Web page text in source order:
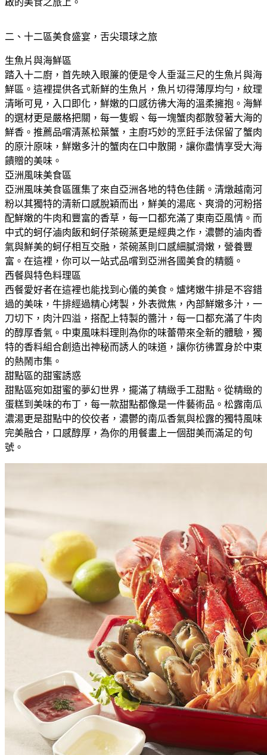
啟的美食之旅上。
二、十二區美食盛宴，舌尖環球之旅
生魚片與海鮮區
踏入十二廚，首先映入眼簾的便是令人垂​​涎三尺的生魚片與海
鮮區。這裡提供各式新鮮的生魚片，魚片切得薄厚均勻，紋理
清晰可見，入口即化，鮮嫩的口感彷彿大海的溫柔擁抱。海鮮
的選材更是嚴格把關，每一隻蝦、每一塊蟹肉都散發著大海的
鮮香。推薦品嚐清蒸松葉蟹，主廚巧妙的烹飪手法保留了蟹肉
的原汁原味，鮮嫩多汁的蟹肉在口中散開，讓你盡情享受大海
饋贈的美味。
亞洲風味美食區
亞洲風味美食區匯集了來自亞洲各地的特色佳餚。清燉越南河
粉以其獨特的清新口感脫穎而出，鮮美的湯底、爽滑的河粉搭
配鮮嫩的牛肉和豐富的香草，每一口都充滿了東南亞風情。而
中式的蚵仔滷肉飯和蚵仔茶碗蒸更是經典之作，濃鬱的滷肉香
氣與鮮美的蚵仔相互交融，茶碗蒸則口感細膩滑嫩，營養豐
富。在這裡，你可以一站式品嚐到亞洲各國美食的精髓。
西餐與特色料理區
西餐愛好者在這裡也能找到心儀的美食。爐烤嫩牛排是不容錯
過的美味，牛排經過精心烤製，外表微焦，內部鮮嫩多汁，一
刀切下，肉汁四溢，搭配上特製的醬汁，每一口都充滿了牛肉
的醇厚香氣。中東風味料理則為你的味蕾帶來全新的體驗，獨
特的香料組合創造出神秘而誘人的味道，讓你彷彿置身於中東
的熱鬧市集。
甜點區的甜蜜誘惑
甜點區宛如甜蜜的夢幻世界，擺滿了精緻手工甜點。從精緻的
蛋糕到美味的布丁，每一款甜點都像是一件藝術品。松露南瓜
濃湯更是甜點中的佼佼者，濃鬱的南瓜香氣與松露的獨特風味
完美融合，口感醇厚，為你的用餐畫上一個甜美而滿足的句
號。